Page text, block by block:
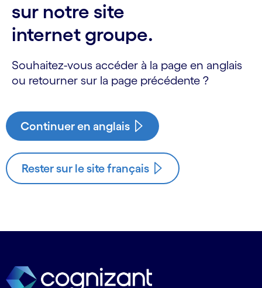
sur notre site
internet groupe.
Souhaitez-vous accéder à la page en anglais
ou retourner sur la page précédente ?
Continuer en anglais
Rester sur le site français